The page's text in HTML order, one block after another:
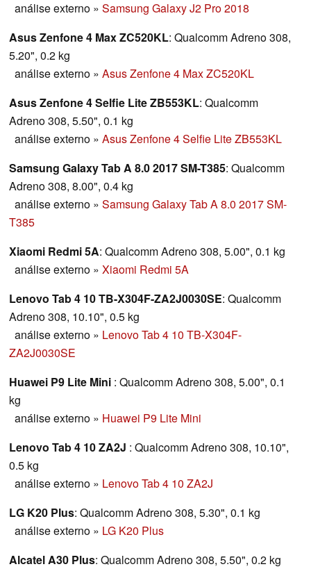
análise externo » Samsung Galaxy J2 Pro 2018
Asus Zenfone 4 Max ZC520KL: Qualcomm Adreno 308,
5.20", 0.2 kg
análise externo » Asus Zenfone 4 Max ZC520KL
Asus Zenfone 4 Selfie Lite ZB553KL: Qualcomm
Adreno 308, 5.50", 0.1 kg
análise externo » Asus Zenfone 4 Selfie Lite ZB553KL
Samsung Galaxy Tab A 8.0 2017 SM-T385: Qualcomm
Adreno 308, 8.00", 0.4 kg
análise externo » Samsung Galaxy Tab A 8.0 2017 SM-
T385
Xiaomi Redmi 5A: Qualcomm Adreno 308, 5.00", 0.1 kg
análise externo » Xiaomi Redmi 5A
Lenovo Tab 4 10 TB-X304F-ZA2J0030SE: Qualcomm
Adreno 308, 10.10", 0.5 kg
análise externo » Lenovo Tab 4 10 TB-X304F-
ZA2J0030SE
Huawei P9 Lite Mini : Qualcomm Adreno 308, 5.00", 0.1
kg
análise externo » Huawei P9 Lite Mini
Lenovo Tab 4 10 ZA2J : Qualcomm Adreno 308, 10.10",
0.5 kg
análise externo » Lenovo Tab 4 10 ZA2J
LG K20 Plus: Qualcomm Adreno 308, 5.30", 0.1 kg
análise externo » LG K20 Plus
Alcatel A30 Plus: Qualcomm Adreno 308, 5.50", 0.2 kg